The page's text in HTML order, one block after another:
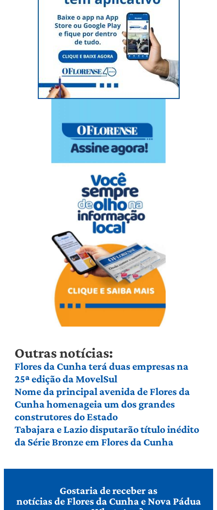
Outras notícias:
Flores da Cunha terá duas empresas na
25ª edição da MovelSul
Nome da principal avenida de Flores da
Cunha homenageia um dos grandes
construtores do Estado
Tabajara e Lazio disputarão título inédito
da Série Bronze em Flores da Cunha
Gostaria de receber as
notícias de Flores da Cunha e Nova Pádua